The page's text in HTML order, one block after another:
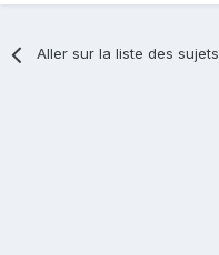
Aller sur la liste des sujets